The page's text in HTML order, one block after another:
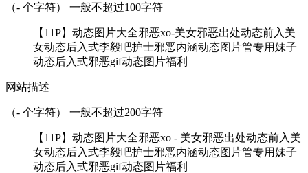
（- 个字符） 一般不超过100字符
【11P】动态图片大全邪恶xo-美女邪恶出处动态前入美
女动态后入式李毅吧护士邪恶内涵动态图片管专用妹子
动态后入式邪恶gif动态图片福利
网站描述
（- 个字符） 一般不超过200字符
【11P】动态图片大全邪恶xo - 美女邪恶出处动态前入美
女动态后入式李毅吧护士邪恶内涵动态图片管专用妹子
动态后入式邪恶gif动态图片福利